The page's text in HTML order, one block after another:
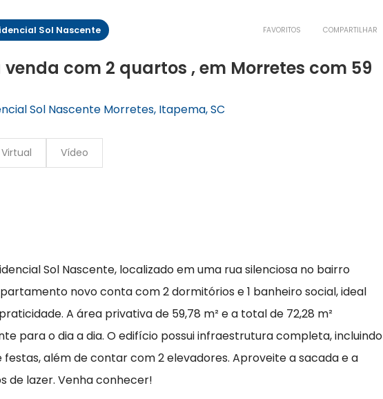
Sol Nascente FAVORITOS COMPARTILHAR
com 2 quartos , em Morretes com 59
Sol Nascente Morretes, Itapema, SC
Vídeo
Sol Nascente, localizado em uma rua silenciosa no bairro
novo conta com 2 dormitórios e 1 banheiro social, ideal
A área privativa de 59,78 m² e a total de 72,28 m²
para o dia a dia. O edifício possui infraestrutura completa, incluindo
festas, além de contar com 2 elevadores. Aproveite a sacada e a
de lazer. Venha conhecer!